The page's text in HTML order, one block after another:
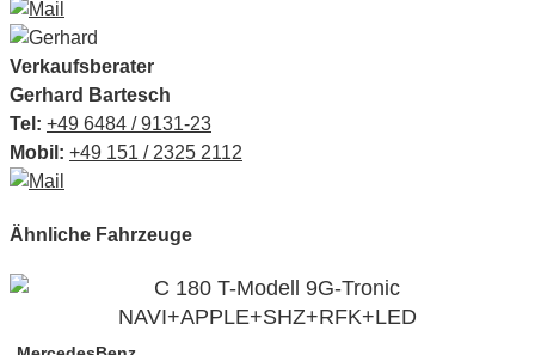
Verkaufsberater
Gerhard Bartesch
Tel: +49 6484 / 9131-23
Mobil: +49 151 / 2325 2112
Ähnliche Fahrzeuge